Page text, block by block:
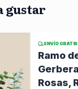
gustar
ENVÍO GRATIS
Ramo
Rosas
y